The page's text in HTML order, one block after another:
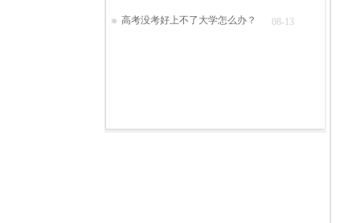
高考没考好上不了大学怎么办？ 08-13